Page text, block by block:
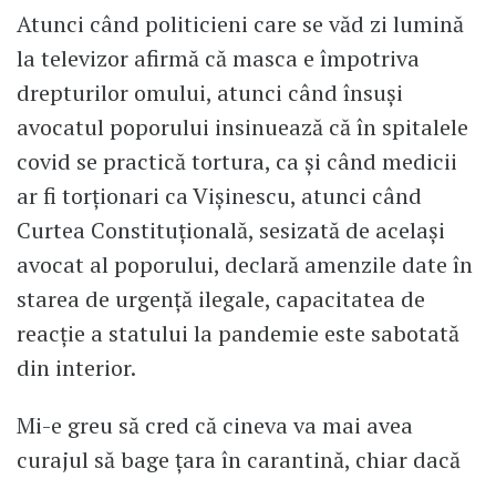
Atunci când politicieni care se văd zi lumină
la televizor afirmă că masca e împotriva
drepturilor omului, atunci când însuși
avocatul poporului insinuează că în spitalele
covid se practică tortura, ca și când medicii
ar fi torționari ca Vișinescu, atunci când
Curtea Constituțională, sesizată de același
avocat al poporului, declară amenzile date în
starea de urgență ilegale, capacitatea de
reacție a statului la pandemie este sabotată
din interior.
Mi-e greu să cred că cineva va mai avea
curajul să bage țara în carantină, chiar dacă